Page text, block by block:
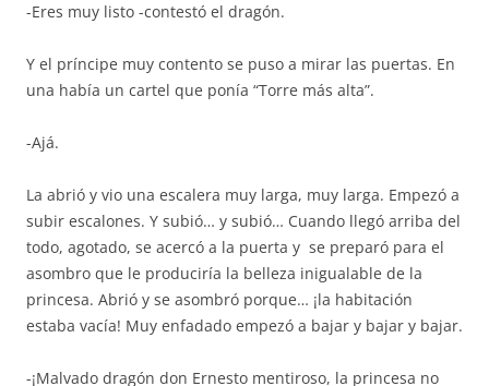
-Eres muy listo -contestó el dragón.
Y el príncipe muy contento se puso a mirar las puertas. En
una había un cartel que ponía “Torre más alta”.
-Ajá.
La abrió y vio una escalera muy larga, muy larga. Empezó a
subir escalones. Y subió… y subió… Cuando llegó arriba del
todo, agotado, se acercó a la puerta y se preparó para el
asombro que le produciría la belleza inigualable de la
princesa. Abrió y se asombró porque… ¡la habitación
estaba vacía! Muy enfadado empezó a bajar y bajar y bajar.
-¡Malvado dragón don Ernesto mentiroso, la princesa no